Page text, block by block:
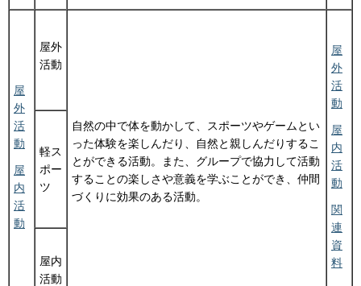
屋
外
活
動
屋
内
活
動
屋外
活動
自然の中で体を動かして、スポーツやゲームとい
った体験を楽しんだり、自然と親しんだりするこ
とができる活動。また、グループで協力して活動
することの楽しさや意義を学ぶことができ、仲間
づくりに効果のある活動。
屋
外
活
動
屋
内
活
動
関
連
資
料
軽ス
ポー
ツ
屋内
活動